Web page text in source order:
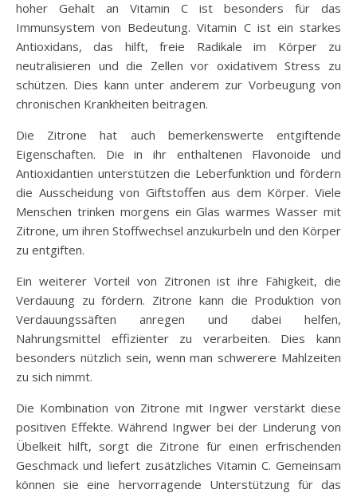
hoher Gehalt an Vitamin C ist besonders für das
Immunsystem von Bedeutung. Vitamin C ist ein starkes
Antioxidans, das hilft, freie Radikale im Körper zu
neutralisieren und die Zellen vor oxidativem Stress zu
schützen. Dies kann unter anderem zur Vorbeugung von
chronischen Krankheiten beitragen.
Die Zitrone hat auch bemerkenswerte entgiftende
Eigenschaften. Die in ihr enthaltenen Flavonoide und
Antioxidantien unterstützen die Leberfunktion und fördern
die Ausscheidung von Giftstoffen aus dem Körper. Viele
Menschen trinken morgens ein Glas warmes Wasser mit
Zitrone, um ihren Stoffwechsel anzukurbeln und den Körper
zu entgiften.
Ein weiterer Vorteil von Zitronen ist ihre Fähigkeit, die
Verdauung zu fördern. Zitrone kann die Produktion von
Verdauungssäften anregen und dabei helfen,
Nahrungsmittel effizienter zu verarbeiten. Dies kann
besonders nützlich sein, wenn man schwerere Mahlzeiten
zu sich nimmt.
Die Kombination von Zitrone mit Ingwer verstärkt diese
positiven Effekte. Während Ingwer bei der Linderung von
Übelkeit hilft, sorgt die Zitrone für einen erfrischenden
Geschmack und liefert zusätzliches Vitamin C. Gemeinsam
können sie eine hervorragende Unterstützung für das